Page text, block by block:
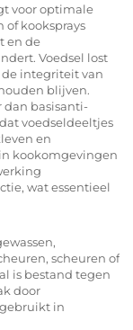
voor optimale
of kooksprays
en de
Voedsel lost
de integriteit van
blijven.
basisanti-
voedseldeeltjes
en
kookomgevingen
wat essentieel
scheuren of
is bestand tegen
door
in